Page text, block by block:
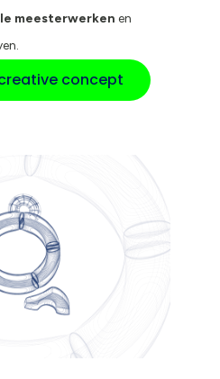
meesterwerken en
concept